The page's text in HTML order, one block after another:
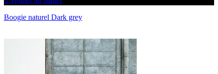
Boogie naturel Dark grey